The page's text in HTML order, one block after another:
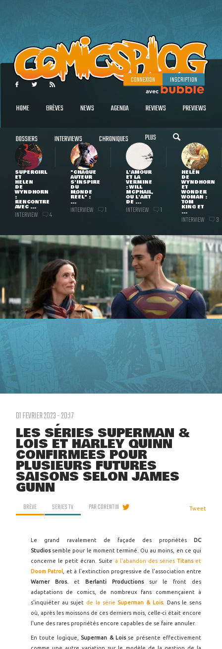
CONNEXION INSCRIPTION
HOME BRÈVES NEWS AGENDA REVIEWS PREVIEWS
DOSSIERS INTERVIEWS CHRONIQUES PLUS
SUPERGIRL
ET
HELEN
DE
WYNDHORN
:
RENCONTRE
AVEC ...
INTERVIEW 4
"CHAQUE
AUTEUR
S'INSPIRE
DU
MONDE
RÉEL" :
...
INTERVIEW 1
L'AMOUR
ET LA
VERMINE
: WILL
MCPHAIL,
OU L'ART
DE ...
INTERVIEW 1
HELEN
DE
WYNDHORN
ET
WONDER
WOMAN :
TOM
KING ET
...
INTERVIEW 3
01 FEVRIER 2023 - 20:17
LES SÉRIES SUPERMAN &
LOIS ET HARLEY QUINN
CONFIRMÉES POUR
PLUSIEURS FUTURES
SAISONS SELON JAMES
GUNN
BRÈVE SERIES TV PARCORENTIN Tweet
Le grand ravalement de façade des propriétés DC
Studiossemble pour le moment terminé. Ou au moins, en ce qui
concerne le petit écran. Suite à l'abandon des séries Titanset
Doom Patrol , et à l'extinction progressive de l'association entre
Warner Bros. et Berlanti Productionssur le front des
adaptations de comics, de nombreux fans commençaient à
s'inquiéter au sujet de la série Superman & Lois. Dans le sens
où, après les moissons de ces derniers mois, celle-ci était encore
l'une des rares propriétés encore capables de se faire annuler.
En toute logique, Superman & Loisse présente effectivement